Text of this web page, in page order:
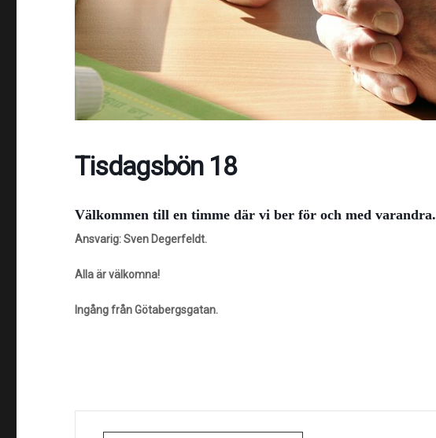
Tisdagsbön 18
Välkommen till en timme ​där vi ber för och med varandra.
Ansvarig: Sven Degerfeldt.
Alla är välkomna!
Ingång från Götabergsgatan.